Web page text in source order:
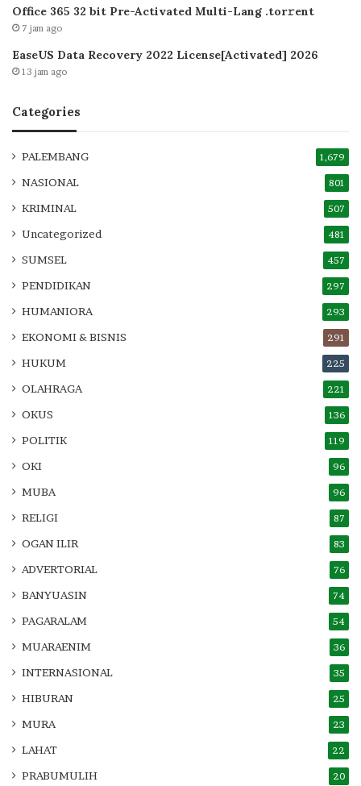
Office 365 32 bit Pre-Activated Multi-Lang .tоr𝚛еnt
7 jam ago
EaseUS Data Recovery 2022 License[Activated] 2026
13 jam ago
Categories
PALEMBANG 1,679
NASIONAL 801
KRIMINAL 507
Uncategorized 481
SUMSEL 457
PENDIDIKAN 297
HUMANIORA 293
EKONOMI & BISNIS 291
HUKUM 225
OLAHRAGA 221
OKUS 136
POLITIK 119
OKI 96
MUBA 96
RELIGI 87
OGAN ILIR 83
ADVERTORIAL 76
BANYUASIN 74
PAGARALAM 54
MUARAENIM 36
INTERNASIONAL 35
HIBURAN 25
MURA 23
LAHAT 22
PRABUMULIH 20